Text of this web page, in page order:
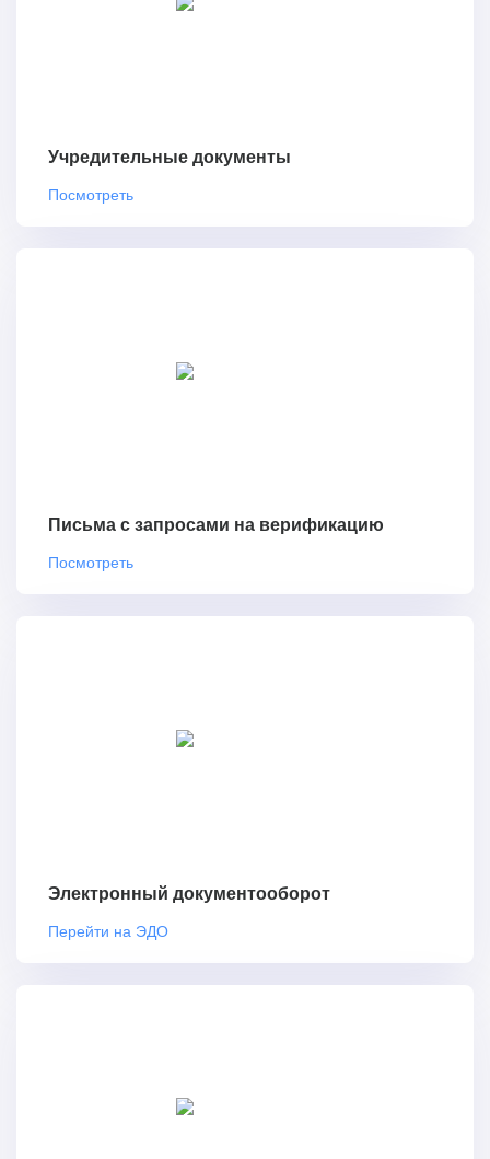
Учредительные документы
Посмотреть
Письма с запросами на верификацию
Посмотреть
Электронный документооборот
Перейти на ЭДО